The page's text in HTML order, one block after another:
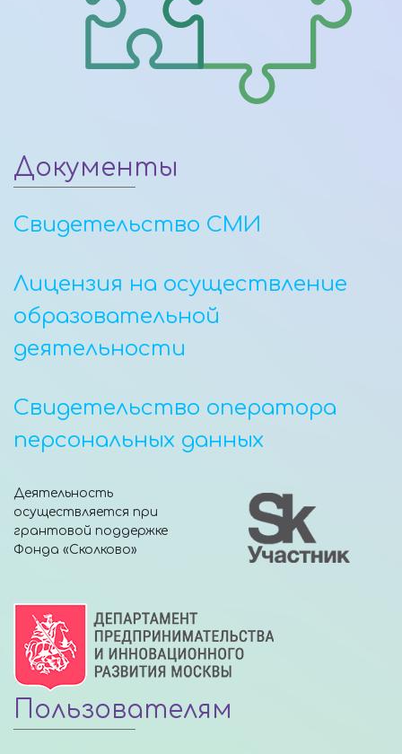
Документы
Свидетельство СМИ
Лицензия на осуществление
образовательной
деятельности
Свидетельство оператора
персональных данных
Деятельность
осуществляется при
грантовой поддержке
Фонда «Сколково»
Пользователям